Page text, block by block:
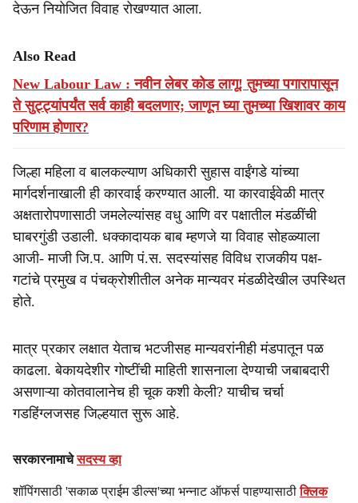
देऊन नियोजित विवाह रोखण्यात आला.
Also Read
New Labour Law : नवीन लेबर कोड लागू! तुमच्या पगारापासून
ते सुट्ट्यांपर्यंत सर्व काही बदलणार; जाणून घ्या तुमच्या खिशावर काय
परिणाम होणार?
जिल्हा महिला व बालकल्याण अधिकारी सुहास वाईंगडे यांच्या
मार्गदर्शनाखाली ही कारवाई करण्यात आली. या कारवाईवेळी मात्र
अक्षतारोपणासाठी जमलेल्यांसह वधु आणि वर पक्षातील मंडळींची
घाबरगुंडी उडाली. धक्कादायक बाब म्हणजे या विवाह सोहळ्याला
आजी- माजी जि.प. आणि पं.स. सदस्यांसह विविध राजकीय पक्ष-
गटांचे प्रमुख व पंचक्रोशीतील अनेक मान्यवर मंडळीदेखील उपस्थित
होते.
मात्र प्रकार लक्षात येताच भटजीसह मान्यवरांनीही मंडपातून पळ
काढला. बेकायदेशीर गोष्टींची माहिती शासनाला देण्याची जबाबदारी
असणाऱ्या कोतवालानेच ही चूक कशी केली? याचीच चर्चा
गडहिंग्लजसह जिल्हयात सुरू आहे.
सरकारनामाचेसदस्य व्हा
शॉपिंगसाठी 'सकाळ प्राईम डील्स'च्या भन्नाट ऑफर्स पाहण्यासाठीक्लिक